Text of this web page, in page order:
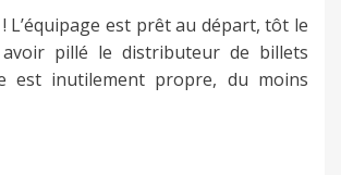
L’équipage est prêt au départ, tôt le
pillé le distributeur de billets
est inutilement propre, du moins